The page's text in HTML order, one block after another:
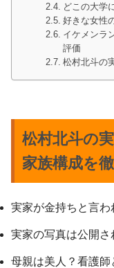
どこの大学
好きな女性
イケメンラ
評価
松村北斗の
松村北斗の
家族構成を
実家が金持ちと言わ
実家の写真は公開
母親は美人？看護